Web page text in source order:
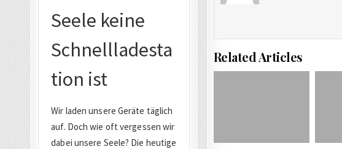
Related Articles